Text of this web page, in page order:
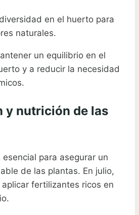
en el huerto para
naturales.
un equilibrio en el
y a reducir la necesidad
y nutrición de las
para asegurar un
de las plantas. En julio,
fertilizantes ricos en